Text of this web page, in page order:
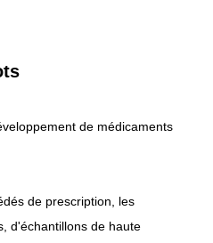
de médicaments
de prescription, les
d'échantillons de haute